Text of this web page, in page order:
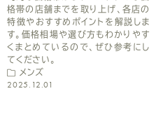
格帯の店舗までを取り上げ、各店の
特徴やおすすめポイントを解説しま
す。価格相場や選び方もわかりやす
くまとめているので、ぜひ参考にし
てください。
メンズ
2025.12.01